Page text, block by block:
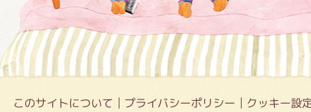
このサイトについて プライバシーポリシー クッキー設